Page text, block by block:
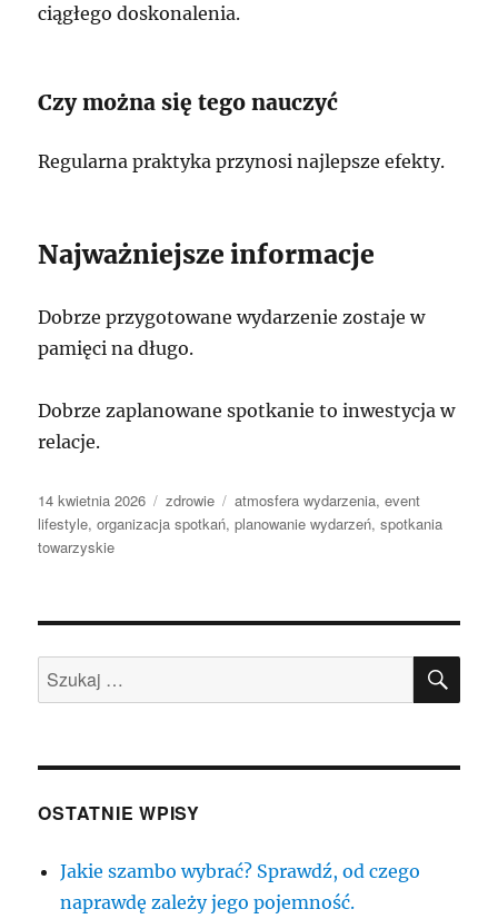
ciągłego doskonalenia.
Czy można się tego nauczyć
Regularna praktyka przynosi najlepsze efekty.
Najważniejsze informacje
Dobrze przygotowane wydarzenie zostaje w
pamięci na długo.
Dobrze zaplanowane spotkanie to inwestycja w
relacje.
Data
publikacji
14 kwietnia 2026 Kategorie
zdrowie Tagi
atmosfera wydarzenia,event
lifestyle,organizacja spotkań,planowanie wydarzeń,spotkania
towarzyskie
Szukaj:
OSTATNIE WPISY
Jakie szambo wybrać? Sprawdź, od czego
naprawdę zależy jego pojemność.